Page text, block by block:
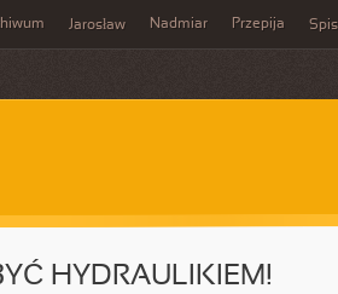
Jarosław Nadmiar Przepija
HYDRAULIKIEM!